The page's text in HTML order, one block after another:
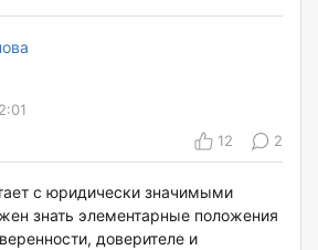
12
2
с юридически значимыми
знать элементарные положения
доверителе и